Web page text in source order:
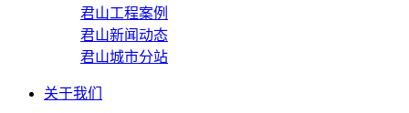
君山工程案例
君山新闻动态
君山城市分站
关于我们